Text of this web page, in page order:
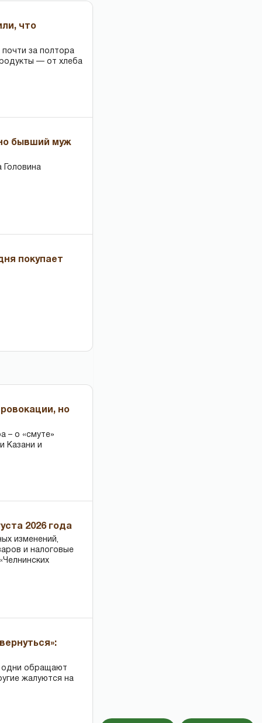
что
почти за полтора
— от хлеба
бывший муж
покупает
но
– о «смуте»
Казани и
2026 года
изменений,
и налоговые
одни обращают
жалуются на